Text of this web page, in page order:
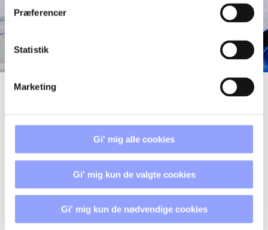
Præferencer
Statistik
Marketing
Gi' mig alle cookies
Gi' mig kun de valgte cookies
Gi' mig kun de nødvendige cookies